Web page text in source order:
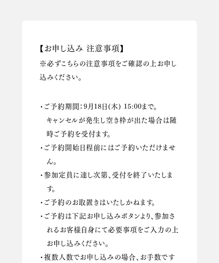
【お申し込み 注意事項】
※必ずこちらの注意事項をご確認の上お申し
込みください。
・ご予約期間：9月18日(木) 15:00まで。
キャンセルが発生し空き枠が出た場合は随
時ご予約を受付ます。
・ご予約開始日程前にはご予約いただけませ
ん。
・参加定員に達し次第、受付を終了いたしま
す。
・ご予約のお取置きはいたしかねます。
・ご予約は下記お申し込みボタンより、参加さ
れるお客様自身にて必要事項をご入力の上
お申し込みください。
・複数人数でお申し込みの場合、お手数です